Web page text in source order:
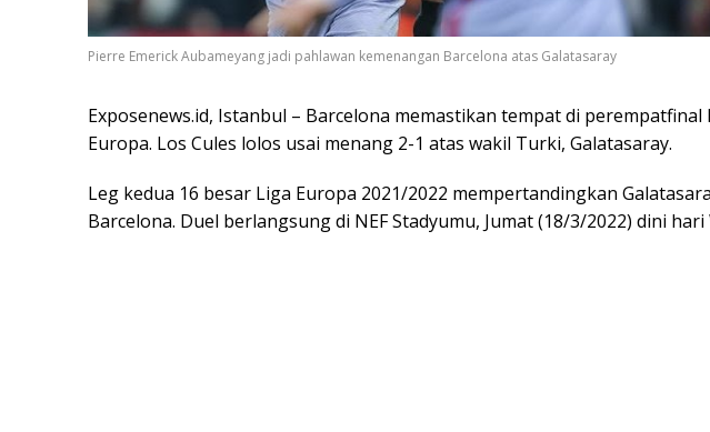
Pierre Emerick Aubameyang jadi pahlawan kemenangan Barcelona atas Galatasaray
Exposenews.id, Istanbul – Barcelona memastikan tempat di perempatfinal
Europa. Los Cules lolos usai menang 2-1 atas wakil Turki, Galatasaray.
Leg kedua 16 besar Liga Europa 2021/2022 mempertandingkan
Barcelona. Duel berlangsung di NEF Stadyumu, Jumat (18/3/2022) dini hari